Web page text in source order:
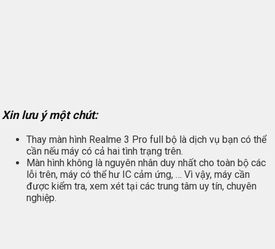
Xin lưu ý một chút:
Thay màn hình Realme 3 Pro full bộ là dịch vụ bạn có thể
cần nếu máy có cả hai tình trạng trên.
Màn hình không là nguyên nhân duy nhất cho toàn bộ các
lỗi trên, máy có thể hư IC cảm ứng, … Vì vậy, máy cần
được kiểm tra, xem xét tại các trung tâm uy tín, chuyên
nghiệp.